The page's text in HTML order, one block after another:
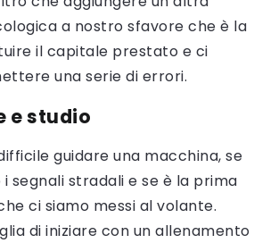
a nostro sfavore che è la
il capitale prestato e ci
una serie di errori.
e studio
guidare una macchina, se
segnali stradali e se è la prima
ci siamo messi al volante.
di iniziare con un allenamento